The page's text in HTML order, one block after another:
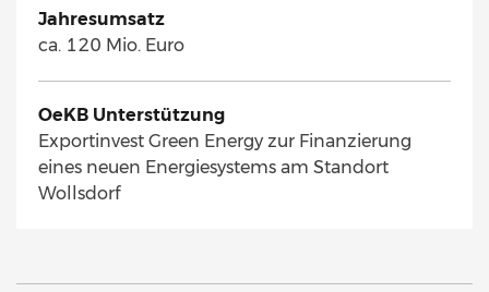
Jahresumsatz
ca. 120 Mio. Euro
OeKB Unterstützung
Exportinvest Green Energy zur Finanzierung
eines neuen Energiesystems am Standort
Wollsdorf